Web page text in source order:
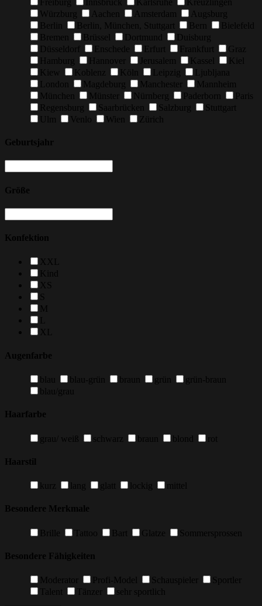
Würzburg
Aachen Amsterdam
Augsburg
Berlin
Berlin, München, Stuttgart Bern
Bielefeld
Bremen
Brüssel Dortmund
Duisburg
Düsseldorf
Enschede Erfurt Frankfurt
Graz
Hamburg
Hannover Jerusalem Kassel
Kiel
Kiew
Koblenz Köln Leipzig
Ljubljana
London
Magdeburg Manchester
Mannheim
München
Münster Nürnberg Paderborn
Paris
Regensburg
Saarbrücken Salzburg
Stuttgart
Ulm
Venlo Wien Zürich
Geburtsjahr
Größe
Konfektion
XXL
Kind
XS
S
M
XL
Augenfarbe
blau blau-grün braun grün
grün-braun
blau/grau
Haarfarbe
grau/ weiß schwarz braun blond rot
Haarstil
kurz lang glatt lockig mittel
Besondere Merkmale
Brille Tattoo Bart Glatze Sommersprossen
Besondere Fähigkeiten
Moderator Profi-Model Schauspieler
Sportler
Talent
Tänzer sehr sportlich